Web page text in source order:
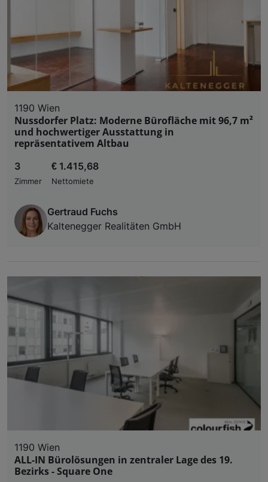
1190 Wien
Nussdorfer Platz: Moderne Bürofläche mit 96,7 m²
und hochwertiger Ausstattung in
repräsentativem Altbau
3
Zimmer
€ 1.415,68
Nettomiete
Gertraud Fuchs
Kaltenegger Realitäten GmbH
1190 Wien
ALL-IN Bürolösungen in zentraler Lage des 19.
Bezirks - Square One